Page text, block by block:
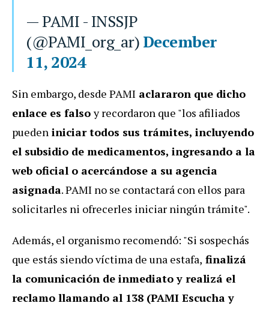
— PAMI - INSSJP
(@PAMI_org_ar) December
11, 2024
Sin embargo, desde PAMI aclararon que dicho
enlace es falsoy recordaron que "los afiliados
pueden iniciar todos sus trámites, incluyendo
el subsidio de medicamentos, ingresando a la
web oficial o acercándose a su agencia
asignada. PAMI no se contactará con ellos para
solicitarles ni ofrecerles iniciar ningún trámite".
Además, el organismo recomendó: "Si sospechás
que estás siendo víctima de una estafa, finalizá
la comunicación de inmediato y realizá el
reclamo llamando al 138 (PAMI Escucha y